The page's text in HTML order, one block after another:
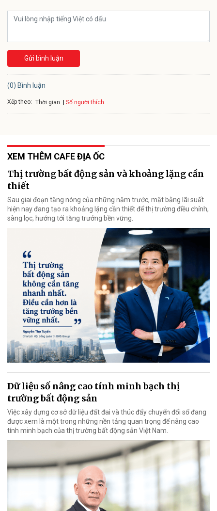
Gửi bình luận
(0) Bình luận
Xếp theo: Thời gian Số người thích
XEM THÊM CAFE ĐỊA ỐC
Thị trường bất động sản và khoảng lặng cần
thiết
Sau giai đoạn tăng nóng của những năm trước, mặt bằng lãi suất
hiện nay đang tạo ra khoảng lặng cần thiết để thị trường điều chỉnh,
sàng lọc, hướng tới tăng trưởng bền vững.
Dữ liệu số nâng cao tính minh bạch thị
trường bất động sản
Việc xây dựng cơ sở dữ liệu đất đai và thúc đẩy chuyển đổi số đang
được xem là một trong những nền tảng quan trọng để nâng cao
tính minh bạch của thị trường bất động sản Việt Nam.